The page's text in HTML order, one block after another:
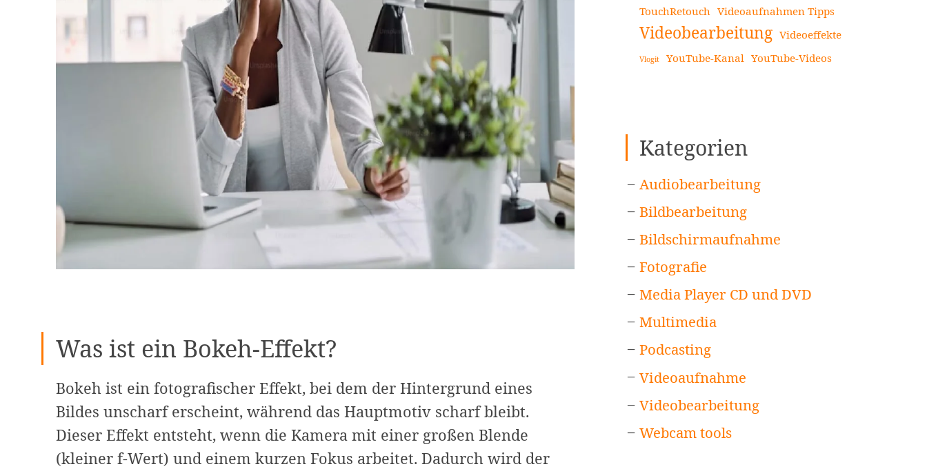
Was ist ein Bokeh-Effekt?
Bokeh ist ein fotografischer Effekt, bei dem der Hintergrund eines
Bildes unscharf erscheint, während das Hauptmotiv scharf bleibt.
Dieser Effekt entsteht, wenn die Kamera mit einer großen Blende
(kleiner f-Wert) und einem kurzen Fokus arbeitet. Dadurch wird der
TouchRetouch
Videoaufnahmen Tipps
Videobearbeitung Videoeffekte
Vlogit YouTube-Kanal YouTube-Videos
Kategorien
Audiobearbeitung
Bildbearbeitung
Bildschirmaufnahme
Fotografie
Media Player CD und DVD
Multimedia
Podcasting
Videoaufnahme
Videobearbeitung
Webcam tools